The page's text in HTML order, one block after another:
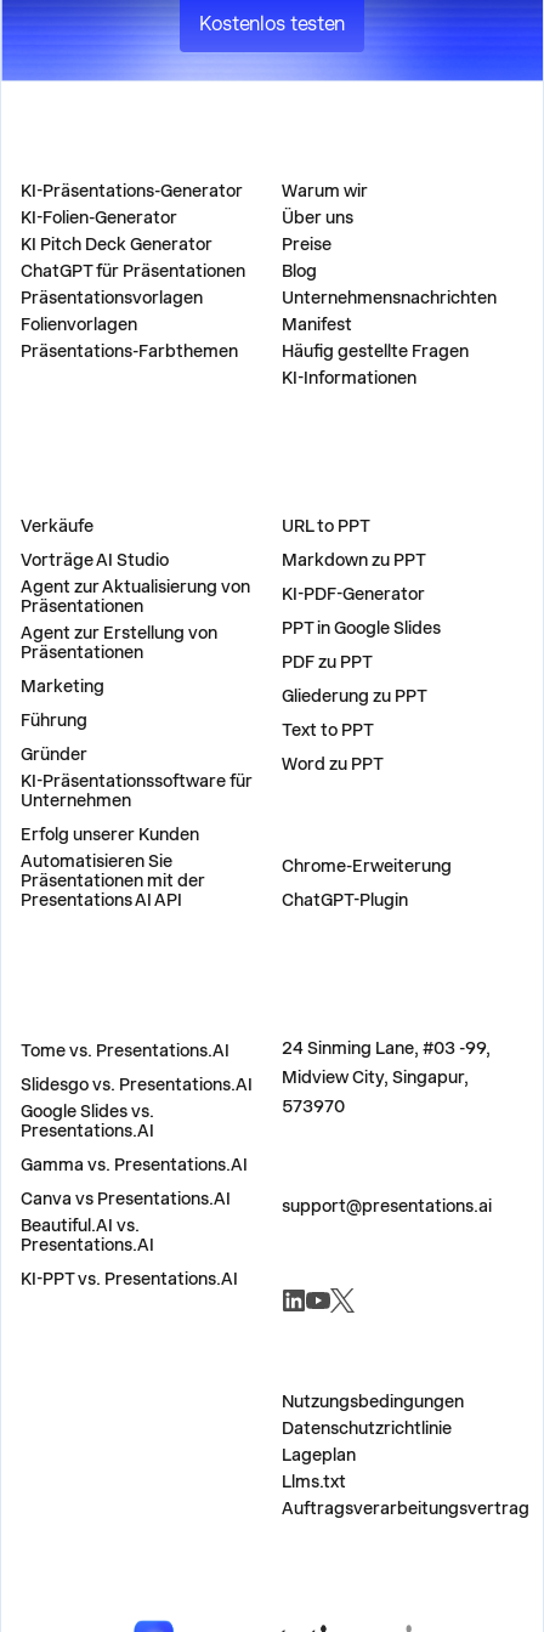
Kostenlos testen
KI-Präsentations-Generator
KI-Folien-Generator
KI Pitch Deck Generator
ChatGPT für Präsentationen
Präsentationsvorlagen
Folienvorlagen
Präsentations-Farbthemen
Warum wir
Über uns
Preise
Blog
Unternehmensnachrichten
Manifest
Häufig gestellte Fragen
KI-Informationen
Verkäufe
Vorträge AI Studio
Agent zur Aktualisierung von
Präsentationen
Agent zur Erstellung von
Präsentationen
Marketing
Führung
Gründer
KI-Präsentationssoftware für
Unternehmen
Erfolg unserer Kunden
Automatisieren Sie
Präsentationen mit der
Presentations AI API
URL to PPT
Markdown zu PPT
KI-PDF-Generator
PPT in Google Slides
PDF zu PPT
Gliederung zu PPT
Text to PPT
Word zu PPT
Chrome-Erweiterung
ChatGPT-Plugin
Tome vs. Presentations.AI
Slidesgo vs. Presentations.AI
Google Slides vs.
Presentations.AI
Gamma vs. Presentations.AI
Canva vs Presentations.AI
Beautiful.AI vs.
Presentations.AI
KI-PPT vs. Presentations.AI
24 Sinming Lane, #03 -99,
Midview City, Singapur,
573970
support@presentations.ai
Nutzungsbedingungen
Datenschutzrichtlinie
Lageplan
Llms.txt
Auftragsverarbeitungsvertrag